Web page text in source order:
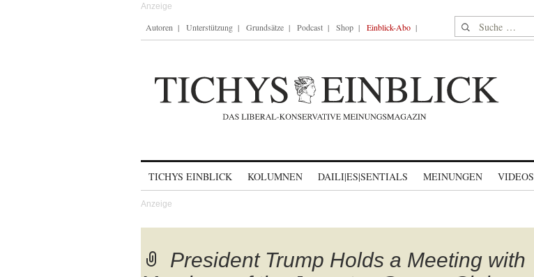
Autoren Unterstützung Grundsätze Podcast Shop Einblick-Abo Suche nach:
TICHYS EINBLICK KOLUMNEN DAILI|ES|SENTIALS MEINUNGEN VIDEOS
President Trump Holds a Meeting with